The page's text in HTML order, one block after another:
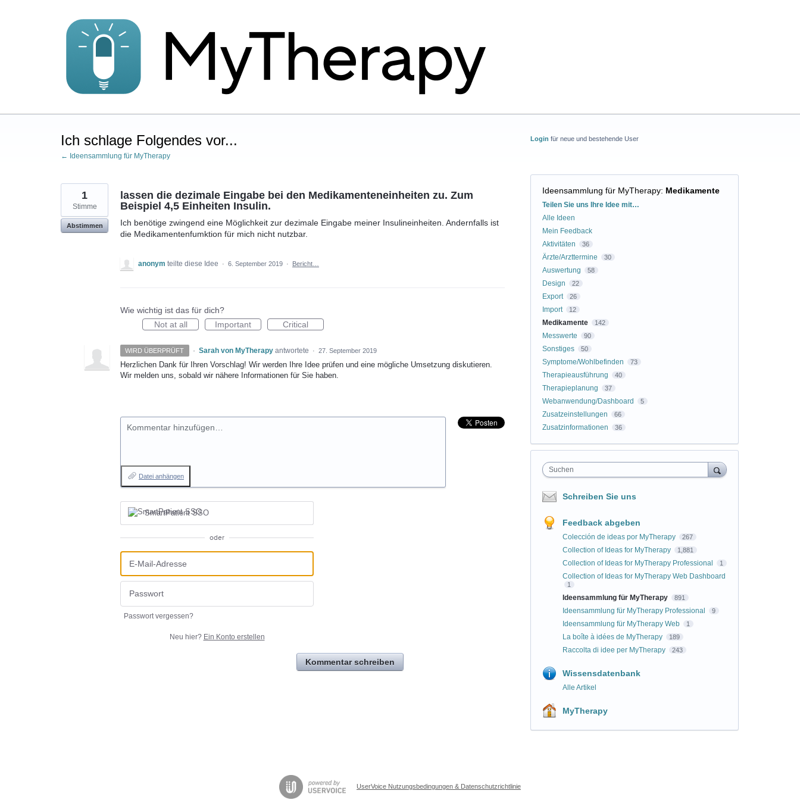
Ich schlage Folgendes vor...
← Ideensammlung für MyTherapy
lassen die dezimale Eingabe bei den Medikamenteneinheiten zu. Zum
Beispiel 4,5 Einheiten Insulin.
Ich benötige zwingend eine Möglichkeit zur dezimale Eingabe meiner Insulineinheiten. Andernfalls ist
die Medikamentenfumktion für mich nicht nutzbar.
1
Stimme
Abstimmen
anonym teilte diese Idee · 6. September 2019 · Bericht…
Wie wichtig ist das für dich?
Not at all
Important Critical
WIRD ÜBERPRÜFT · Sarah von MyTherapy antwortete · 27. September 2019
Herzlichen Dank für Ihren Vorschlag! Wir werden Ihre Idee prüfen und eine mögliche Umsetzung diskutieren.
Wir melden uns, sobald wir nähere Informationen für Sie haben.
Kommentar hinzufügen…
Datei anhängen
SmartPatient SSO
oder
Passwort vergessen?
Neu hier? Ein Konto erstellen
Kommentar schreiben
Login für neue und bestehende User
Ideensammlung für MyTherapy: Medikamente
Kategorien
Teilen Sie uns Ihre Idee mit…
Alle Ideen
Mein Feedback
Aktivitäten
36
Ärzte/Arzttermine 30
Auswertung 58
Design 22
Export 26
Import 12
Medikamente 142
Messwerte 90
Sonstiges 50
Symptome/Wohlbefinden 73
Therapieausführung 40
Therapieplanung 37
Webanwendung/Dashboard 5
Zusatzeinstellungen 66
Zusatzinformationen 36
Suchen
Schreiben Sie uns
Feedback abgeben
Colección de ideas por MyTherapy 267
Collection of Ideas for MyTherapy 1,881
Collection of Ideas for MyTherapy Professional 1
Collection of Ideas for MyTherapy Web Dashboard
1
Ideensammlung für MyTherapy 891
Ideensammlung für MyTherapy Professional 9
Ideensammlung für MyTherapy Web 1
La boîte à idées de MyTherapy 189
Raccolta di idee per MyTherapy 243
Wissensdatenbank
Alle Artikel
MyTherapy
UserVoice Nutzungsbedingungen & Datenschutzrichtlinie